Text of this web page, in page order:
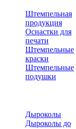
Штемпельная
продукция
Оснастки для
печати
Штемпельные
краски
Штемпельные
подушки
Дыроколы
Дыроколы до